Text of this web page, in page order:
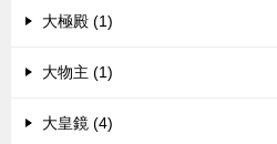
大極殿 (1)
大物主 (1)
大皇鏡 (4)